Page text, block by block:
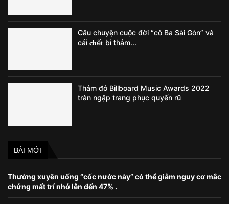
Câu chuyện cuộc đời “cô Ba Sài Gòn” và
cái 𝐜𝐡ế𝐭 bi thảm...
Thảm đỏ Billboard Music Awards 2022
tràn ngập trang phục quyến rũ
BÀI MỚI
Thường xuyên uống “cốc nước này” có thể giảm nguy cơ mắc
chứng mất trí nhớ lên đến 47% .